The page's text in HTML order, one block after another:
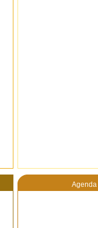
Agenda